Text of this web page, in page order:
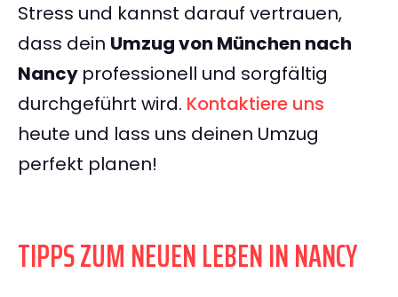
Stress und kannst darauf vertrauen,
dass dein Umzug von München nach
Nancy professionell und sorgfältig
durchgeführt wird. Kontaktiere uns
heute und lass uns deinen Umzug
perfekt planen!
TIPPS ZUM NEUEN LEBEN IN NANCY